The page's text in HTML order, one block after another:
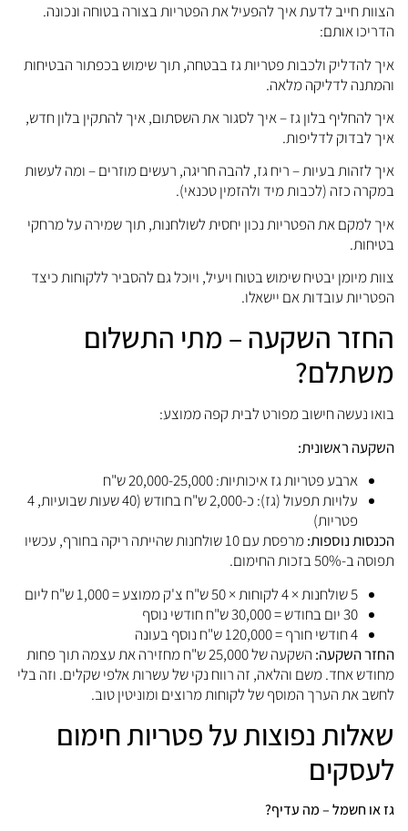
הצוות חייב לדעת איך להפעיל את הפטריות בצורה בטוחה ונכונה.
הדריכו אותם:
איך להדליק ולכבות פטריות גז בבטחה, תוך שימוש בכפתור הבטיחות
והמתנה לדליקה מלאה.
איך להחליף בלון גז – איך לסגור את השסתום, איך להתקין בלון חדש,
איך לבדוק לדליפות.
איך לזהות בעיות – ריח גז, להבה חריגה, רעשים מוזרים – ומה לעשות
במקרה כזה (לכבות מיד ולהזמין טכנאי).
איך למקם את הפטריות נכון יחסית לשולחנות, תוך שמירה על מרחקי
בטיחות.
צוות מיומן יבטיח שימוש בטוח ויעיל, ויוכל גם להסביר ללקוחות כיצד
הפטריות עובדות אם יישאלו.
החזר השקעה – מתי התשלום
משתלם?
בואו נעשה חישוב מפורט לבית קפה ממוצע:
השקעה ראשונית:
ארבע פטריות גז איכותיות: 20,000-25,000 ש"ח
עלויות תפעול (גז): כ-2,000 ש"ח בחודש (40 שעות שבועיות, 4
פטריות)
הכנסות נוספות:
מרפסת עם 10 שולחנות שהייתה ריקה בחורף, עכשיו
תפוסה ב-50% בזכות החימום.
5 שולחנות × 4 לקוחות × 50 ש"ח צ'ק ממוצע = 1,000 ש"ח ליום
30 יום בחודש = 30,000 ש"ח חודשי נוסף
4 חודשי חורף = 120,000 ש"ח נוסף בעונה
החזר השקעה:
השקעה של 25,000 ש"ח מחזירה את עצמה תוך פחות
מחודש אחד. משם והלאה, זה רווח נקי של עשרות אלפי שקלים. וזה בלי
לחשב את הערך המוסף של לקוחות מרוצים ומוניטין טוב.
שאלות נפוצות על פטריות חימום
לעסקים
גז או חשמל – מה עדיף?